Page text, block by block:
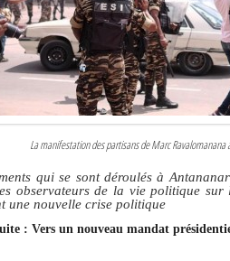
La manifestation des partisans de Marc
qui se sont déroulés à
observateurs de la vie politique
une nouvelle crise politique
: Vers un nouveau mandat